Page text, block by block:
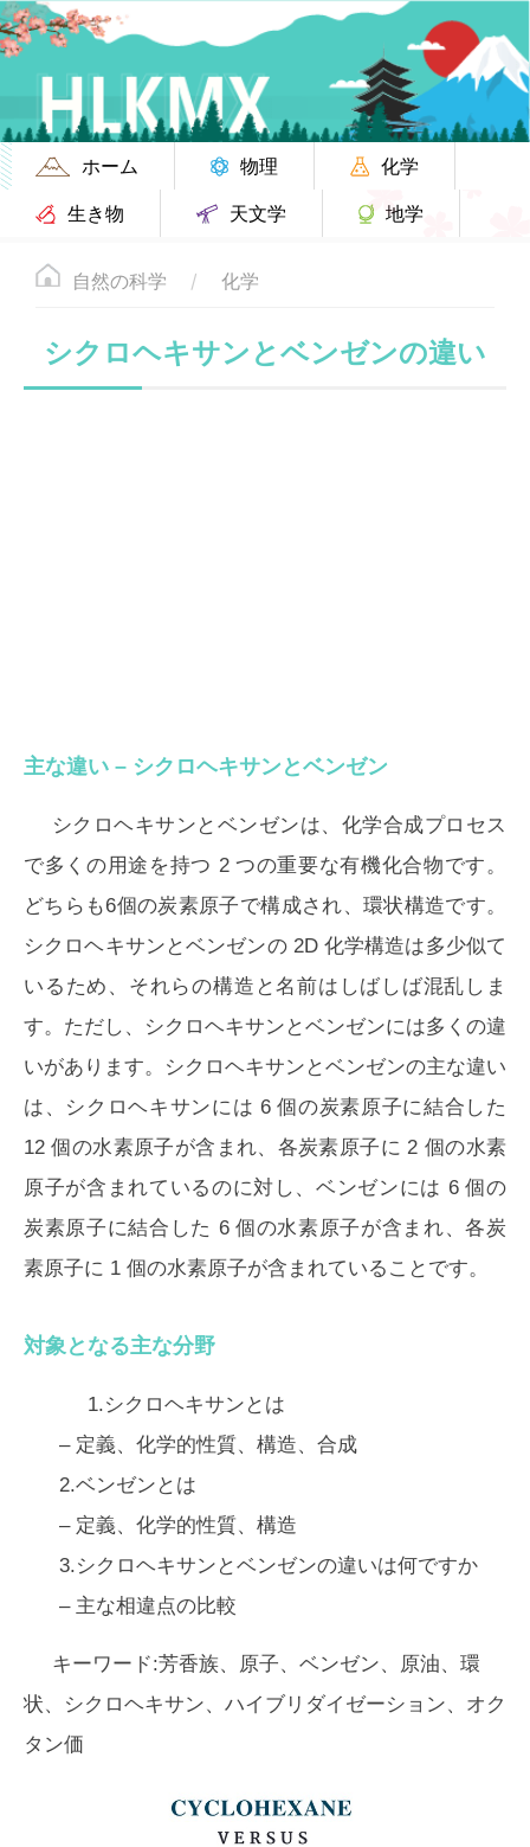
ホーム 物理
化学
生き物
天文学 地学
自然の科学 化学
シクロヘキサンとベンゼンの違い
主な違い – シクロヘキサンとベンゼン
シクロヘキサンとベンゼンは、化学合成プロセス
で多くの用途を持つ 2 つの重要な有機化合物です。
どちらも6個の炭素原子で構成され、環状構造です。
シクロヘキサンとベンゼンの 2D 化学構造は多少似て
いるため、それらの構造と名前はしばしば混乱しま
す。ただし、シクロヘキサンとベンゼンには多くの違
いがあります。シクロヘキサンとベンゼンの主な違い
は、 シクロヘキサンには 6 個の炭素原子に結合した
12 個の水素原子が含まれ、各炭素原子に 2 個の水素
原子が含まれているのに対し、ベンゼンには 6 個の
炭素原子に結合した 6 個の水素原子が含まれ、各炭
素原子に 1 個の水素原子が含まれていることです。
対象となる主な分野
1.シクロヘキサンとは
– 定義、化学的性質、構造、合成
2.ベンゼンとは
– 定義、化学的性質、構造
3.シクロヘキサンとベンゼンの違いは何ですか
– 主な相違点の比較
キーワード:芳香族、原子、ベンゼン、原油、環
状、シクロヘキサン、ハイブリダイゼーション、オク
タン価